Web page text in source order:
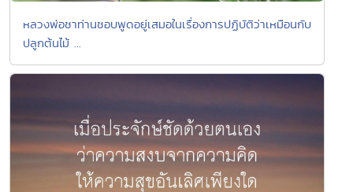
หลวงพ่อชาท่านชอบพูดอยู่เสมอในเรื่องการปฏิบัติว่าเหมือนกับ
ปลูกต้นไม้ ...